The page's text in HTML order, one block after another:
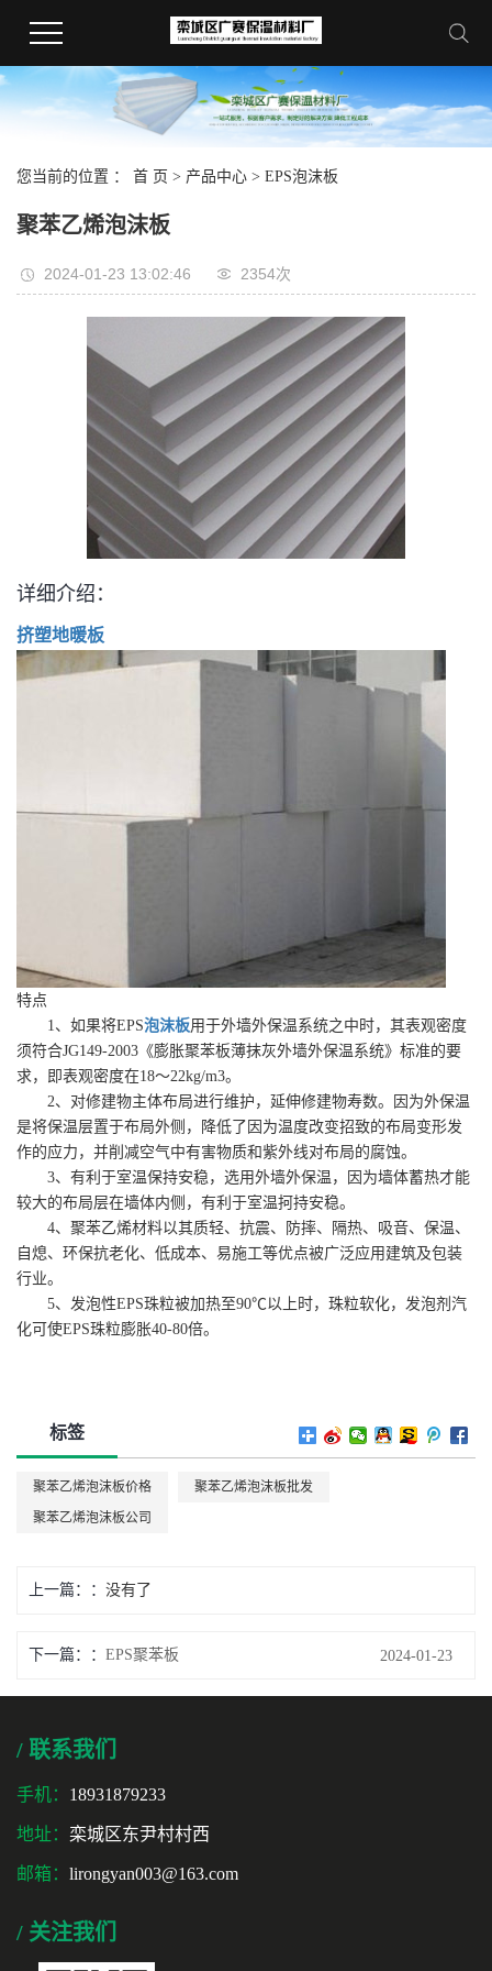
您当前的位置 ： 首 页 > 产品中心 > EPS泡沫板
聚苯乙烯泡沫板
2024-01-23 13:02:46 2354次
详细介绍：
挤塑地暖板
特点
1、如果将EPS泡沫板用于外墙外保温系统之中时，其表观密度
须符合JG149-2003《膨胀聚苯板薄抹灰外墙外保温系统》标准的要
求，即表观密度在18～22kg/m3。
2、对修建物主体布局进行维护，延伸修建物寿数。因为外保温
是将保温层置于布局外侧，降低了因为温度改变招致的布局变形发
作的应力，并削减空气中有害物质和紫外线对布局的腐蚀。
3、有利于室温保持安稳，选用外墙外保温，因为墙体蓄热才能
较大的布局层在墙体内侧，有利于室温抲持安稳。
4、聚苯乙烯材料以其质轻、抗震、防摔、隔热、吸音、保温、
自熄、环保抗老化、低成本、易施工等优点被广泛应用建筑及包装
行业。
5、发泡性EPS珠粒被加热至90℃以上时，珠粒软化，发泡剂汽
化可使EPS珠粒膨胀40-80倍。
标签
聚苯乙烯泡沫板价格
聚苯乙烯泡沫板批发
聚苯乙烯泡沫板公司
上一篇： 没有了
下一篇： EPS聚苯板 2024-01-23
/ 联系我们
手机： 18931879233
地址： 栾城区东尹村村西
邮箱： lirongyan003@163.com
/ 关注我们